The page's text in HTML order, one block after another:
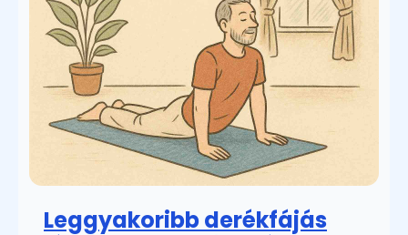
Leggyakoribb derékfájás